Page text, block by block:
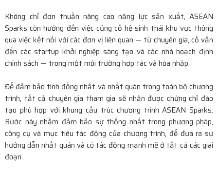
Không chỉ đơn thuần nâng cao năng lực sản xuất, ASEAN
Sparks còn hướng đến việc củng cố hệ sinh thái khu vực thông
qua việc kết nối với các đơn vị liên quan — từ chuyên gia, cố vấn
đến các startup khởi nghiệp sáng tạo và các nhà hoạch định
chính sách — trong một môi trường hợp tác và hòa nhập.
Để đảm bảo tính đồng nhất và nhất quán trong toàn bộ chương
trình, tất cả chuyên gia tham gia sẽ nhận được chứng chỉ đào
tạo phù hợp với khung cấu trúc chương trình ASEAN Sparks.
Bước này nhằm đảm bảo sự thống nhất trong phương pháp,
công cụ và mục tiêu tác động của chương trình, để đưa ra sự
hướng dẫn nhất quán và có tác động mạnh mẽ ở tất cả các giai
đoạn.